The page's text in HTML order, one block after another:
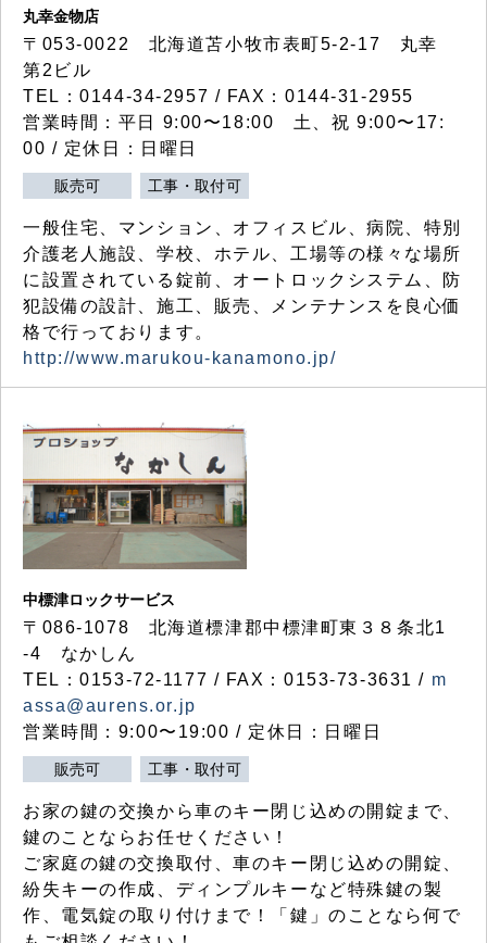
丸幸金物店
〒053-0022 北海道苫小牧市表町5-2-17 丸幸
第2ビル
TEL：0144-34-2957 / FAX：0144-31-2955
営業時間：平日 9:00〜18:00 土、祝 9:00〜17:
00 / 定休日：日曜日
販売可 工事・取付可
一般住宅、マンション、オフィスビル、病院、特別
介護老人施設、学校、ホテル、工場等の様々な場所
に設置されている錠前、オートロックシステム、防
犯設備の設計、施工、販売、メンテナンスを良心価
格で行っております。
http://www.marukou-kanamono.jp/
中標津ロックサービス
〒086-1078 北海道標津郡中標津町東３８条北1
-4 なかしん
TEL：0153-72-1177 / FAX：0153-73-3631 / m
assa@aurens.or.jp
営業時間：9:00〜19:00 / 定休日：日曜日
販売可 工事・取付可
お家の鍵の交換から車のキー閉じ込めの開錠まで、
鍵のことならお任せください！
ご家庭の鍵の交換取付、車のキー閉じ込めの開錠、
紛失キーの作成、ディンプルキーなど特殊鍵の製
作、電気錠の取り付けまで！「鍵」のことなら何で